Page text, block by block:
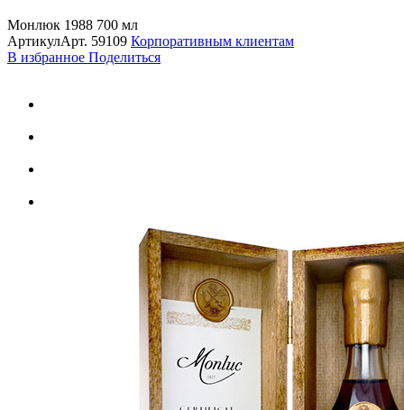
Монлюк 1988 700 мл
АртикулАрт. 59109 Корпоративным клиентам
В избранное Поделиться